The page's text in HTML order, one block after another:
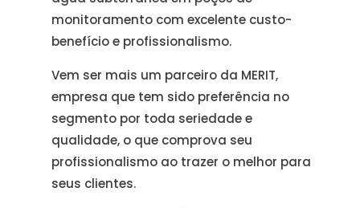
monitoramento com excelente custo-
benefício e profissionalismo.
Vem ser mais um parceiro da MERIT,
empresa que tem sido preferência no
segmento por toda seriedade e
qualidade, o que comprova seu
profissionalismo ao trazer o melhor para
seus clientes.